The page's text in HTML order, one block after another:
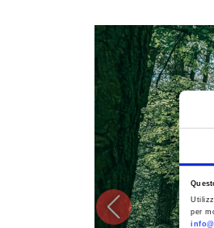
per